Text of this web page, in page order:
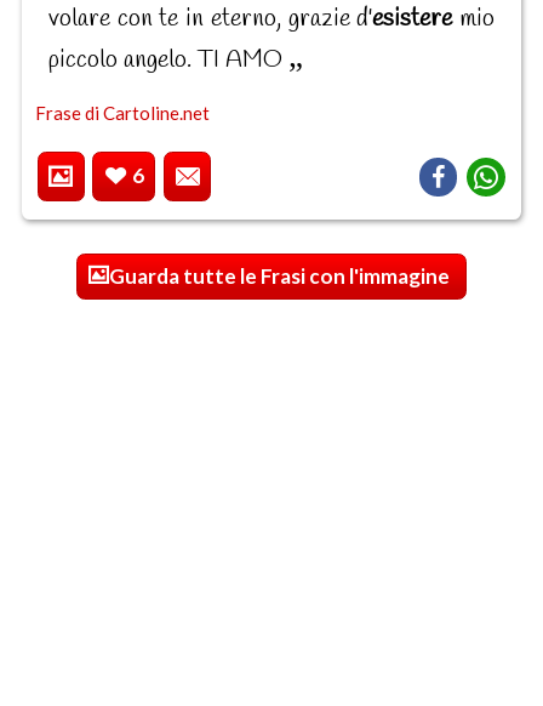
volare con te in eterno, grazie d'esisteremio
piccolo angelo. TI AMO
Frase di Cartoline.net
6
Guarda tutte le Frasi con l'immagine